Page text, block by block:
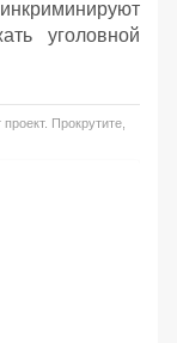
уголовной
Прокрутите,